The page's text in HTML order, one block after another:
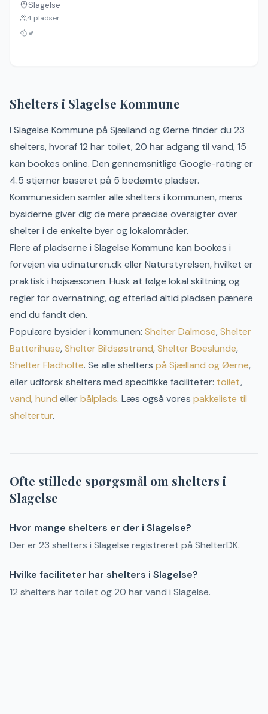
Ingen billeder
Slagelse
4 pladser
🚽
Shelters i Slagelse Kommune
I Slagelse Kommune på Sjælland og Øerne finder du 23
shelters, hvoraf 12 har toilet, 20 har adgang til vand, 15
kan bookes online. Den gennemsnitlige Google-rating er
4.5 stjerner baseret på 5 bedømte pladser.
Kommunesiden samler alle shelters i kommunen, mens
bysiderne giver dig de mere præcise oversigter over
shelter i de enkelte byer og lokalområder.
Flere af pladserne i Slagelse Kommune kan bookes i
forvejen via udinaturen.dk eller Naturstyrelsen, hvilket er
praktisk i højsæsonen. Husk at følge lokal skiltning og
regler for overnatning, og efterlad altid pladsen pænere
end du fandt den.
Populære bysider i kommunen: ShelterDalmose,Shelter
Batterihuse,ShelterBildsøstrand,ShelterBoeslunde,
ShelterFladholte. Se alle shelters på Sjælland og Øerne,
eller udforsk shelters med specifikke faciliteter: toilet,
vand,hund ellerbålplads. Læs også vores pakkeliste til
sheltertur.
Ofte stillede spørgsmål om shelters i
Slagelse
Hvor mange shelters er der i Slagelse?
Der er 23 shelters i Slagelse registreret på ShelterDK.
Hvilke faciliteter har shelters i Slagelse?
12 shelters har toilet og 20 har vand i Slagelse.